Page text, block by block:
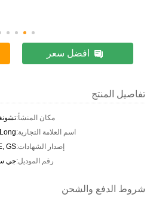
افضل سعر
تفاصيل المنتج
مكان المنشأ:
اسم العلامة التجارية:
إصدار الشهادات:GS
رقم الموديل:جي
شروط الدفع والشحن